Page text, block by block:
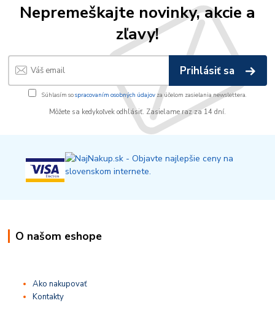
Nepremeškajte novinky, akcie a
zľavy!
Prihlásiť sa
Súhlasím sospracovaním osobných údajovza účelom zasielania newslettera.
Môžete sa kedykoľvek odhlásiť. Zasielame raz za 14 dní.
O našom eshope
Ako nakupovať
Kontakty